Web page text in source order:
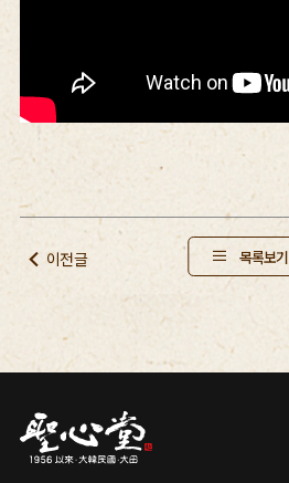
이전글 목록보기